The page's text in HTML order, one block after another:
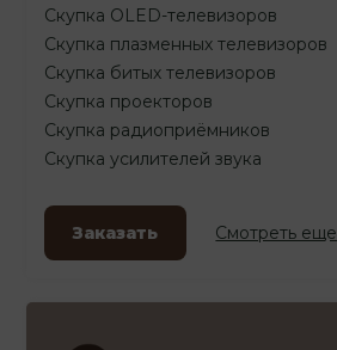
Скупка OLED-телевизоров
Скупка плазменных телевизоров
Скупка битых телевизоров
Скупка проекторов
Скупка радиоприёмников
Скупка усилителей звука
Заказать Смотреть еще